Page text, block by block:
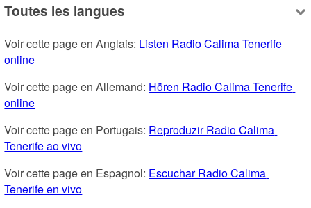
Toutes les langues
Voir cette page en Anglais: Listen Radio Calima Tenerife
online
Voir cette page en Allemand: Hören Radio Calima Tenerife
online
Voir cette page en Portugais: Reproduzir Radio Calima
Tenerife ao vivo
Voir cette page en Espagnol: Escuchar Radio Calima
Tenerife en vivo